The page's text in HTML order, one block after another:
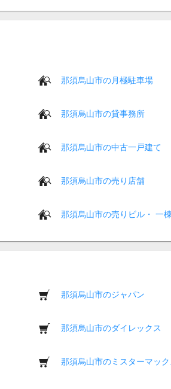
那須烏山市の月極駐車場
那須烏山市の貸事務所
那須烏山市の中古一戸建て
那須烏山市の売り店舗
那須烏山市の売りビル・ 一
那須烏山市のジャパン
那須烏山市のダイレックス
那須烏山市のミスターマック